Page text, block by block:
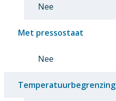
Nee
Met pressostaat
Nee
Temperatuurbegrenzing